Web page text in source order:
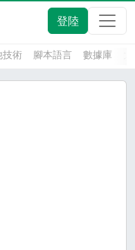
登陸
技術 腳本語言 數據庫